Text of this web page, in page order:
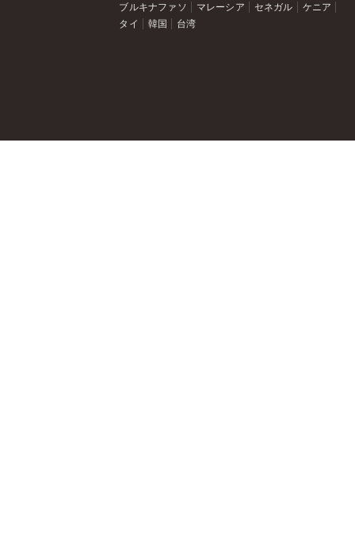
ブルキナファソ マレーシア セネガル
ケニア
タイ
韓国 台湾